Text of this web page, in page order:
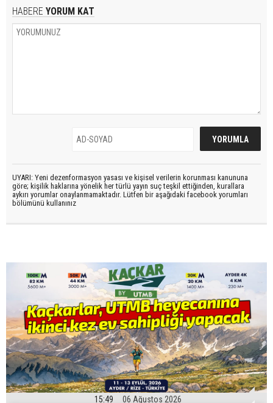
HABERE YORUM KAT
UYARI: Yeni dezenformasyon yasası ve kişisel verilerin korunması kanununa
göre; kişilik haklarına yönelik her türlü yayın suç teşkil ettiğinden, kurallara
aykırı yorumlar onaylanmamaktadır. Lütfen bir aşağıdaki facebook yorumları
bölümünü kullanınız
15:49 06 Ağustos 2026